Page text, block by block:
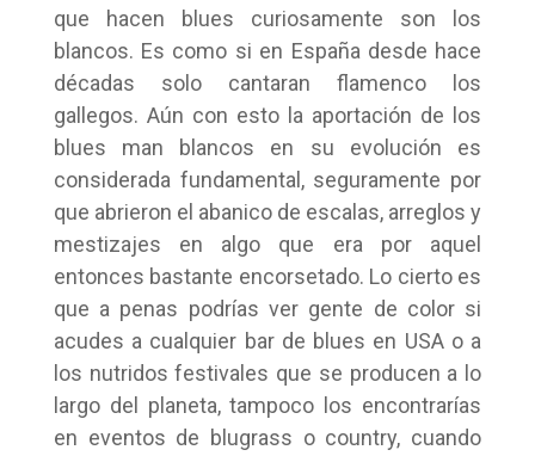
que hacen blues curiosamente son los
blancos. Es como si en España desde hace
décadas solo cantaran flamenco los
gallegos. Aún con esto la aportación de los
blues man blancos en su evolución es
considerada fundamental, seguramente por
que abrieron el abanico de escalas, arreglos y
mestizajes en algo que era por aquel
entonces bastante encorsetado. Lo cierto es
que a penas podrías ver gente de color si
acudes a cualquier bar de blues en USA o a
los nutridos festivales que se producen a lo
largo del planeta, tampoco los encontrarías
en eventos de blugrass o country, cuando